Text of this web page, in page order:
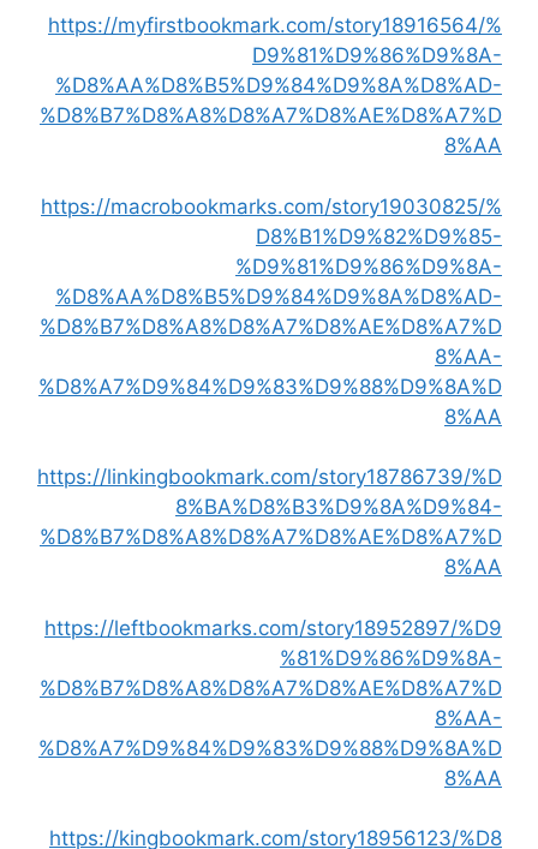
https://myfirstbookmark.com/story18916564/%
D9%81%D9%86%D9%8A-
%D8%AA%D8%B5%D9%84%D9%8A%D8%AD-
%D8%B7%D8%A8%D8%A7%D8%AE%D8%A7%D
8%AA
https://macrobookmarks.com/story19030825/%
D8%B1%D9%82%D9%85-
%D9%81%D9%86%D9%8A-
%D8%AA%D8%B5%D9%84%D9%8A%D8%AD-
%D8%B7%D8%A8%D8%A7%D8%AE%D8%A7%D
8%AA-
%D8%A7%D9%84%D9%83%D9%88%D9%8A%D
8%AA
https://linkingbookmark.com/story18786739/%D
8%BA%D8%B3%D9%8A%D9%84-
%D8%B7%D8%A8%D8%A7%D8%AE%D8%A7%D
8%AA
https://leftbookmarks.com/story18952897/%D9
%81%D9%86%D9%8A-
%D8%B7%D8%A8%D8%A7%D8%AE%D8%A7%D
8%AA-
%D8%A7%D9%84%D9%83%D9%88%D9%8A%D
8%AA
https://kingbookmark.com/story18956123/%D8